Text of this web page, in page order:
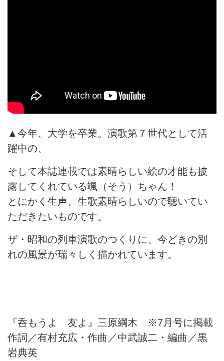
▲今年、大学を卒業。演歌第７世代として活
躍中の、
そして本誌連載では素晴らしい絵の才能も披
露してくれている颯（そう）ちゃん！
とにかく生声、生歌素晴らしいので聴いてい
ただきたいものです。
ザ・昭和の列車演歌のつくりに、今どきの別
れの風景が瑞々しく描かれています。
『呑もうよ 友よ』三原綱木 ※7月号に掲載
作詞／有村充広・作曲／中武誠二・編曲／黒
岩典英